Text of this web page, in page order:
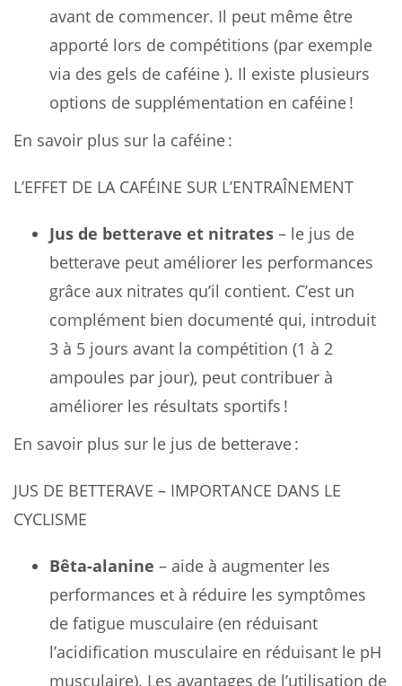
avant de commencer. Il peut même être
apporté lors de compétitions (par exemple
via des gels de caféine ). Il existe plusieurs
options de supplémentation en caféine !
En savoir plus sur la caféine :
L’EFFET DE LA CAFÉINE SUR L’ENTRAÎNEMENT
Jus de betterave et nitrates – le jus de
betterave peut améliorer les performances
grâce aux nitrates qu’il contient. C’est un
complément bien documenté qui, introduit
3 à 5 jours avant la compétition (1 à 2
ampoules par jour), peut contribuer à
améliorer les résultats sportifs !
En savoir plus sur le jus de betterave :
JUS DE BETTERAVE – IMPORTANCE DANS LE
CYCLISME
Bêta-alanine – aide à augmenter les
performances et à réduire les symptômes
de fatigue musculaire (en réduisant
l’acidification musculaire en réduisant le pH
musculaire). Les avantages de l’utilisation de